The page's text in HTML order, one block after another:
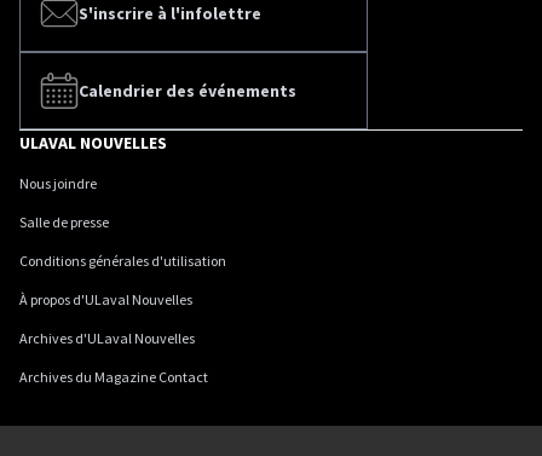
S'inscrire à l'infolettre
Calendrier des événements
ULAVAL NOUVELLES
Nous joindre
Salle de presse
Conditions générales d'utilisation
À propos d'ULaval Nouvelles
Archives d'ULaval Nouvelles
Archives du Magazine Contact